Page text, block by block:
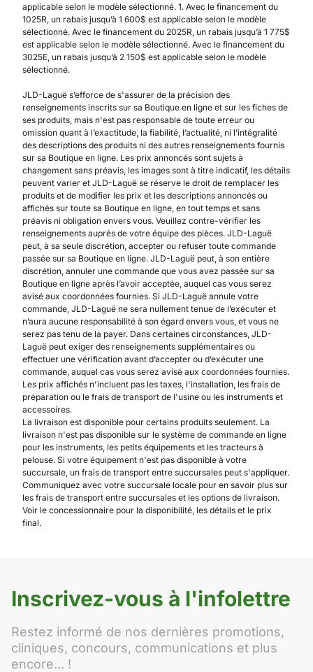
applicable selon le modèle sélectionné. 1. Avec le financement du
1025R, un rabais jusqu’à 1 600$ est applicable selon le modèle
sélectionné. Avec le financement du 2025R, un rabais jusqu’à 1 775$
est applicable selon le modèle sélectionné. Avec le financement du
3025E, un rabais jusqu’à 2 150$ est applicable selon le modèle
sélectionné.
JLD-Laguë s’efforce de s'assurer de la précision des
renseignements inscrits sur sa Boutique en ligne et sur les fiches de
ses produits, mais n'est pas responsable de toute erreur ou
omission quant à l’exactitude, la fiabilité, l’actualité, ni l’intégralité
des descriptions des produits ni des autres renseignements fournis
sur sa Boutique en ligne. Les prix annoncés sont sujets à
changement sans préavis, les images sont à titre indicatif, les détails
peuvent varier et JLD-Laguë se réserve le droit de remplacer les
produits et de modifier les prix et les descriptions annoncés ou
affichés sur toute sa Boutique en ligne, en tout temps et sans
préavis ni obligation envers vous. Veuillez contre-vérifier les
renseignements auprès de votre équipe des pièces. JLD-Laguë
peut, à sa seule discrétion, accepter ou refuser toute commande
passée sur sa Boutique en ligne. JLD-Laguë peut, à son entière
discrétion, annuler une commande que vous avez passée sur sa
Boutique en ligne après l’avoir acceptée, auquel cas vous serez
avisé aux coordonnées fournies. Si JLD-Laguë annule votre
commande, JLD-Laguë ne sera nullement tenue de l’exécuter et
n’aura aucune responsabilité à son égard envers vous, et vous ne
serez pas tenu de la payer. Dans certaines circonstances, JLD-
Laguë peut exiger des renseignements supplémentaires ou
effectuer une vérification avant d’accepter ou d’exécuter une
commande, auquel cas vous serez avisé aux coordonnées fournies.
Les prix affichés n'incluent pas les taxes, l'installation, les frais de
préparation ou le frais de transport de l'usine ou les instruments et
accessoires.
La livraison est disponible pour certains produits seulement. La
livraison n'est pas disponible sur le système de commande en ligne
pour les instruments, les petits équipements et les tracteurs à
pelouse. Si votre équipement n'est pas disponible à votre
succursale, un frais de transport entre succursales peut s'appliquer.
Communiquez avec votre succursale locale pour en savoir plus sur
les frais de transport entre succursales et les options de livraison.
Voir le concessionnaire pour la disponibilité, les détails et le prix
final.
Inscrivez-vous à l'infolettre
Restez informé de nos dernières promotions,
cliniques, concours, communications et plus
encore... !